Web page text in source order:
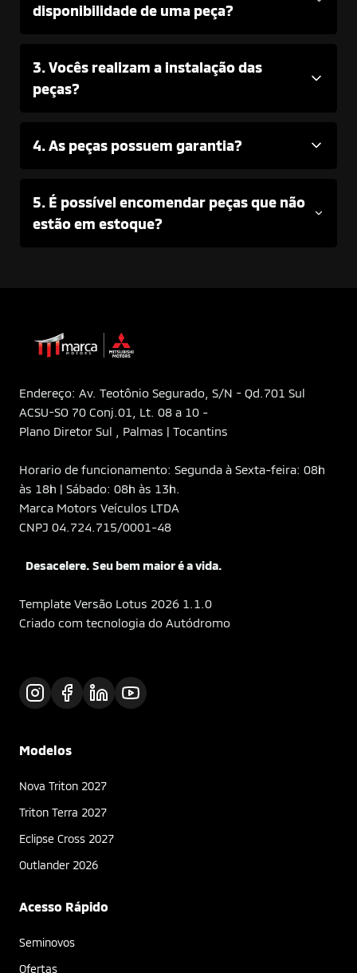
disponibilidade de uma peça?
3. Vocês realizam a instalação das
peças?
4. As peças possuem garantia?
5. É possível encomendar peças que não
estão em estoque?
Endereço: Av. Teotônio Segurado, S/N - Qd.701 Sul
ACSU-SO 70 Conj.01, Lt. 08 a 10 -
Plano Diretor Sul , Palmas | Tocantins
Horario de funcionamento: Segunda à Sexta-feira: 08h
às 18h | Sábado: 08h às 13h.
Marca Motors Veículos LTDA
CNPJ 04.724.715/0001-48
Desacelere. Seu bem maior é a vida.
Template Versão Lotus 2026 1.1.0
Criado com tecnologia do Autódromo
Modelos
Nova Triton 2027
Triton Terra 2027
Eclipse Cross 2027
Outlander 2026
Acesso Rápido
Seminovos
Ofertas